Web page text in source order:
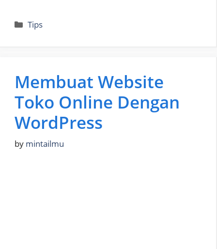
Categories
Tips
Membuat Website
Toko Online Dengan
WordPress
by mintailmu